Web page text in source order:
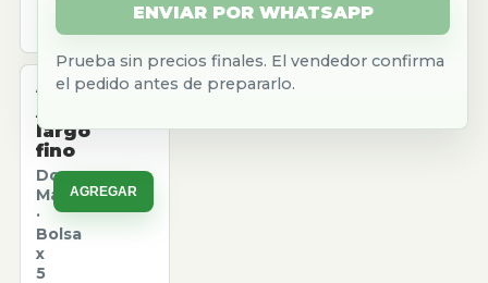
ALMACEN
Arroz
largo
fino
Don
Marcos
·
Bolsa
x
5
AGREGAR
ENVIAR POR WHATSAPP
Prueba sin precios finales. El vendedor confirma
el pedido antes de prepararlo.